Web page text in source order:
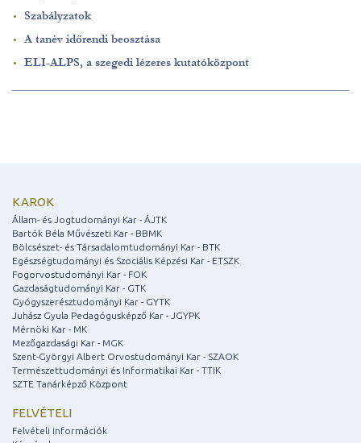
Szabályzatok
A tanév időrendi beosztása
ELI-ALPS, a szegedi lézeres kutatóközpont
KAROK
Állam- és Jogtudományi Kar - ÁJTK
Bartók Béla Művészeti Kar - BBMK
Bölcsészet- és Társadalomtudományi Kar - BTK
Egészségtudományi és Szociális Képzési Kar - ETSZK
Fogorvostudományi Kar - FOK
Gazdaságtudományi Kar - GTK
Gyógyszerésztudományi Kar - GYTK
Juhász Gyula Pedagógusképző Kar - JGYPK
Mérnöki Kar - MK
Mezőgazdasági Kar - MGK
Szent-Györgyi Albert Orvostudományi Kar - SZAOK
Természettudományi és Informatikai Kar - TTIK
SZTE Tanárképző Központ
FELVÉTELI
Felvételi információk